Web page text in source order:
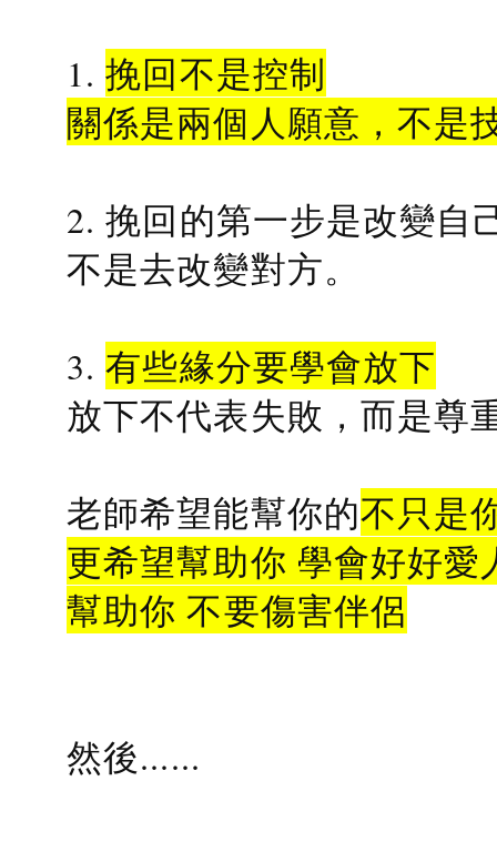
1.挽回不是控制
關係是兩個人願意，不是
2. 挽回的第一步是改變自
不是去改變對方。
3.有些緣分要學會放下
放下不代表失敗，而是尊
老師希望能幫你的不只是
更希望幫助你 學會好好愛
幫助你 不要傷害伴侶
然後......